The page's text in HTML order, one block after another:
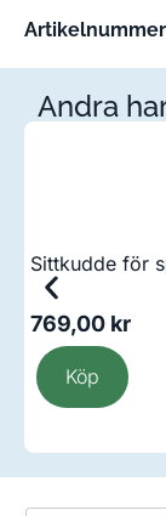
Artikelnummer
Andra
Sittkudde för
769,00 kr
Köp